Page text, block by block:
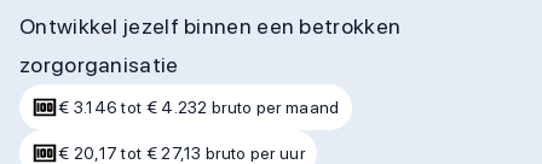
Ontwikkel jezelf binnen een betrokken
zorgorganisatie
€ 3.146 tot € 4.232 bruto per maand
€ 20,17 tot € 27,13 bruto per uur